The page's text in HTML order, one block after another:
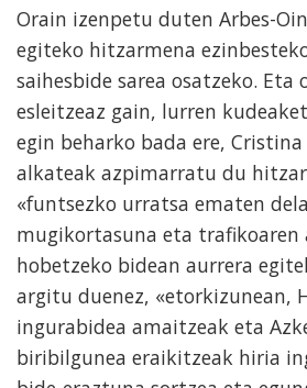
Orain izenpetu duten Arbes-
egiteko hitzarmena
saihesbide sarea osatzeko. Eta
esleitzeaz gain, lurren
egin beharko bada ere,
alkateak azpimarratu du
«funtsezko urratsa ematen
mugikortasuna eta trafikoaren
hobetzeko bidean aurrera
argitu duenez, «etorkizunean,
ingurabidea amaitzeak eta
biribilgunea eraikitzeak hiria